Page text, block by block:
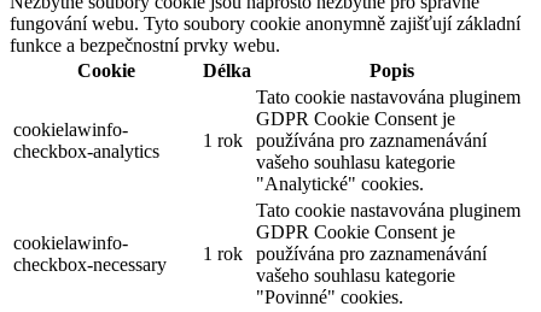
fungování webu. Tyto soubory cookie anonymně zajišťují základní
funkce a bezpečnostní prvky webu.
Cookie
Délka Popis
cookielawinfo-
checkbox-analytics
1 rok
Tato cookie nastavována pluginem
GDPR Cookie Consent je
používána pro zaznamenávání
vašeho souhlasu kategorie
"Analytické" cookies.
cookielawinfo-
checkbox-necessary
1 rok
Tato cookie nastavována pluginem
GDPR Cookie Consent je
používána pro zaznamenávání
vašeho souhlasu kategorie
"Povinné" cookies.